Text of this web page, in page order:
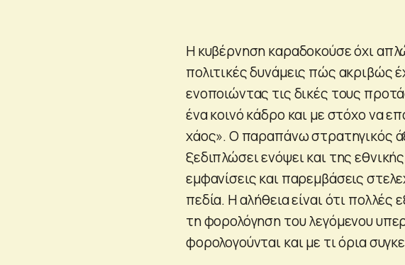
Η κυβέρνηση καραδοκούσε όχι
πολιτικές δυνάμεις πώς ακριβώς
ενοποιώντας τις δικές τους
ένα κοινό κάδρο και με στόχο να
χάος». Ο παραπάνω στρατηγικός
ξεδιπλώσει ενόψει και της
εμφανίσεις και παρεμβάσεις
πεδία. Η αλήθεια είναι ότι
τη φορολόγηση του λεγόμενου
φορολογούνται και με τι όρια